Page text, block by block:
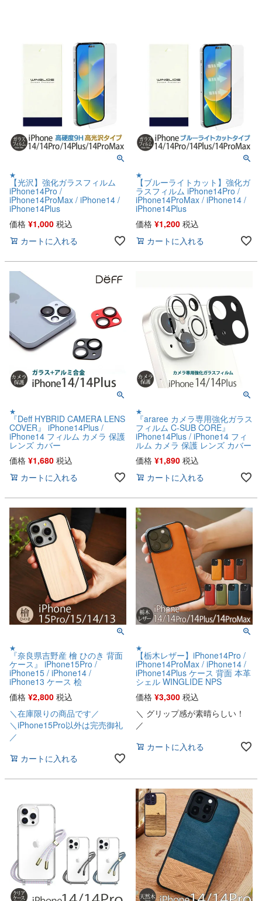
★
【光沢】強化ガラスフィルム
iPhone14Pro /
iPhone14ProMax / iPhone14 /
iPhone14Plus
価格 ¥1,000 税込
カートに入れる
★
【ブルーライトカット】強化ガ
ラスフィルム iPhone14Pro /
iPhone14ProMax / iPhone14 /
iPhone14Plus
価格 ¥1,200 税込
カートに入れる
★
『Deff HYBRID CAMERA LENS
COVER』 iPhone14Plus /
iPhone14 フィルム カメラ 保護
レンズ カバー
価格 ¥1,680 税込
カートに入れる
★
『araree カメラ専用強化ガラス
フィルム C-SUB CORE』
iPhone14Plus / iPhone14 フィ
ルム カメラ 保護 レンズ カバー
価格 ¥1,890 税込
カートに入れる
★
『奈良県吉野産 檜 ひのき 背面
ケース』 iPhone15Pro /
iPhone15 / iPhone14 /
iPhone13 ケース 桧
価格 ¥2,800 税込
＼在庫限りの商品です／
＼iPhone15Pro以外は完売御礼
／
カートに入れる
★
【栃木レザー】iPhone14Pro /
iPhone14ProMax / iPhone14 /
iPhone14Plus ケース 背面 本革
シェル WINGLIDE NPS
価格 ¥3,300 税込
＼ グリップ感が素晴らしい！
／
カートに入れる